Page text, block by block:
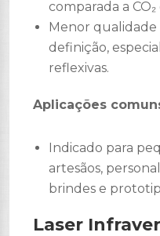
comparada a CO₂
Menor qualidade
definição,
reflexivas.
Aplicações
Indicado para
artesãos,
brindes e
Laser